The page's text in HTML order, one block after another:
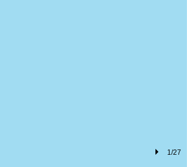
1/27